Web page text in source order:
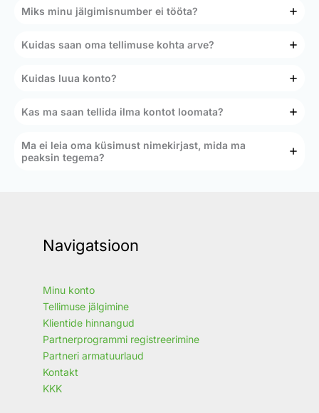
Miks minu jälgimisnumber ei tööta?
Kuidas saan oma tellimuse kohta arve?
Kuidas luua konto?
Kas ma saan tellida ilma kontot loomata?
Ma ei leia oma küsimust nimekirjast, mida ma
peaksin tegema?
Navigatsioon
Minu konto
Tellimuse jälgimine
Klientide hinnangud
Partnerprogrammi registreerimine
Partneri armatuurlaud
Kontakt
KKK